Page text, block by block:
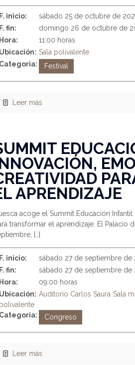
inicio:
sábado 25 de octubre de
fin:
domingo 26 de octubre de
11:00 horas
Sala polivalente
Festival
Leer más
APRENDIZAJE
acoge el Summit Educación
transformar el aprendizaje. El Palacio
[…]
inicio:
sábado 27 de septiembre de
fin:
sábado 27 de septiembre de
09:00 horas
Auditorio Carlos Saura Sala
Congreso
Leer más